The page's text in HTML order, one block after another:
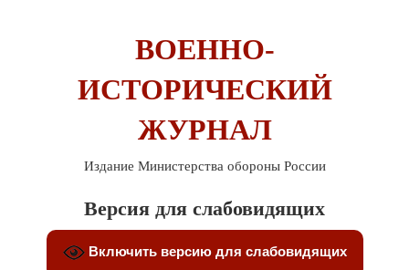
ВОЕННО-
ИСТОРИЧЕСКИЙ
ЖУРНАЛ
Издание Министерства обороны России
Версия для слабовидящих
Включить версию для слабовидящих